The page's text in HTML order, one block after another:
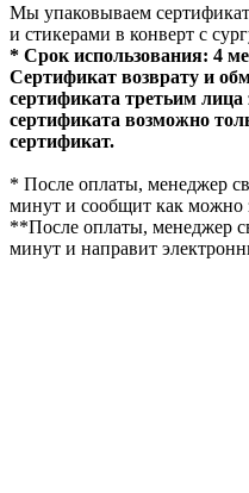
Мы упаковываем
и стикерами в конверт с
* Срок использования: 4
Сертификат возврату и
сертификата третьим
сертификата возможно
сертификат.
* После оплаты, менеджер
минут и сообщит как можно
**После оплаты, менеджер
минут и направит